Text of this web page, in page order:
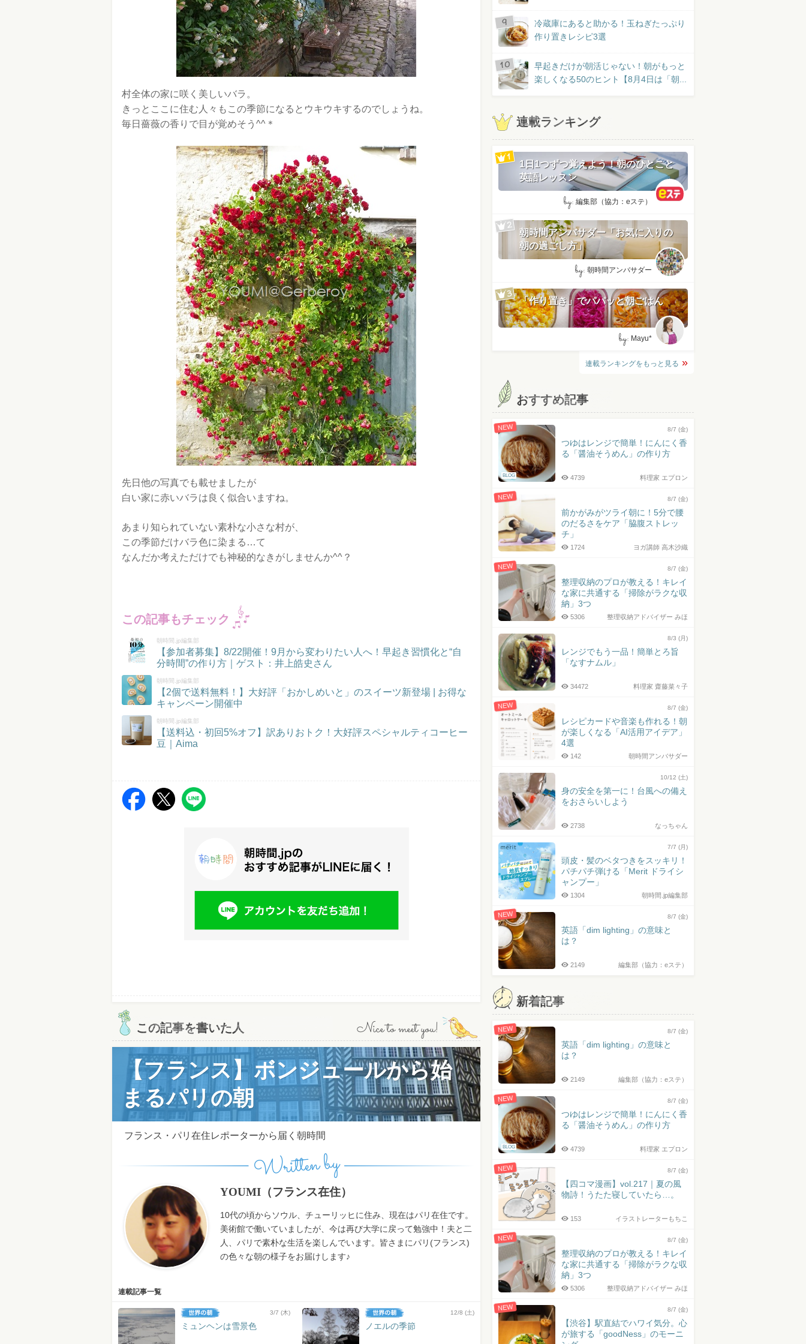
村全体の家に咲く美しいバラ。
きっとここに住む人々もこの季節になるとウキウキするのでしょうね。
毎日薔薇の香りで目が覚めそう^^＊
先日他の写真でも載せましたが
白い家に赤いバラは良く似合いますね。
あまり知られていない素朴な小さな村が、
この季節だけバラ色に染まる…て
なんだか考えただけでも神秘的なきがしませんか^^？
この記事もチェック
朝時間.jp編集部
【参加者募集】8/22開催！9月から変わりたい人へ！早起き習慣化と“自
分時間”の作り方｜ゲスト：井上皓史さん
朝時間.jp編集部
【2個で送料無料！】大好評「おかしめいと」のスイーツ新登場 | お得な
キャンペーン開催中
朝時間.jp編集部
【送料込・初回5%オフ】訳ありおトク！大好評スペシャルティコーヒー
豆｜Aima
この記事を書いた人 Nice to meet you!
【フランス】ボンジュールから始
まるパリの朝
フランス・パリ在住レポーターから届く朝時間
Written by
YOUMI（フランス在住）
10代の頃からソウル、チューリッヒに住み、現在はパリ在住です。
美術館で働いていましたが、今は再び大学に戻って勉強中！夫と二
人、パリで素朴な生活を楽しんでいます。皆さまにパリ(フランス)
の色々な朝の様子をお届けします♪
連載記事一覧
3/7 (木)
ミュンヘンは雪景色
12/8 (土)
ノエルの季節
冷蔵庫にあると助かる！玉ねぎたっぷり
作り置きレシピ3選
早起きだけが朝活じゃない！朝がもっと
楽しくなる50のヒント【8月4日は「朝...
連載ランキング
1日1つずつ覚えよう！朝のひとこと
英語レッスン
by: 編集部（協力：eステ）
朝時間アンバサダー「お気に入りの
朝の過ごし方」
by: 朝時間アンバサダー
「作り置き」でパパッと朝ごはん
by: Mayu*
連載ランキングをもっと見る
おすすめ記事
NEW
BLOG
8/7 (金)
つゆはレンジで簡単！にんにく香
る「醤油そうめん」の作り方
料理家 エプロン
4739
NEW 8/7 (金)
前かがみがツライ朝に！5分で腰
のだるさをケア「脇腹ストレッ
チ」
ヨガ講師 高木沙織
1724
NEW 8/7 (金)
整理収納のプロが教える！キレイ
な家に共通する「掃除がラクな収
納」3つ
整理収納アドバイザー みほ
5306
8/3 (月)
レンジでもう一品！簡単とろ旨
「なすナムル」
料理家 齋藤菜々子
34472
NEW 8/7 (金)
レシピカードや音楽も作れる！朝
が楽しくなる「AI活用アイデア」
4選
朝時間アンバサダー
142
10/12 (土)
身の安全を第一に！台風への備え
をおさらいしよう
なっちゃん
2738
7/7 (月)
頭皮・髪のベタつきをスッキリ！
パチパチ弾ける「Merit ドライシ
ャンプー」
朝時間.jp編集部
1304
NEW 8/7 (金)
英語「dim lighting」の意味と
は？
編集部（協力：eステ）
2149
新着記事
NEW 8/7 (金)
英語「dim lighting」の意味と
は？
編集部（協力：eステ）
2149
NEW
BLOG
8/7 (金)
つゆはレンジで簡単！にんにく香
る「醤油そうめん」の作り方
料理家 エプロン
4739
NEW 8/7 (金)
【四コマ漫画】vol.217｜夏の風
物詩！うたた寝していたら…。
イラストレーターもちこ
153
NEW 8/7 (金)
整理収納のプロが教える！キレイ
な家に共通する「掃除がラクな収
納」3つ
整理収納アドバイザー みほ
5306
NEW 8/7 (金)
【渋谷】駅直結でハワイ気分。心
が旅する「goodNess」のモーニ